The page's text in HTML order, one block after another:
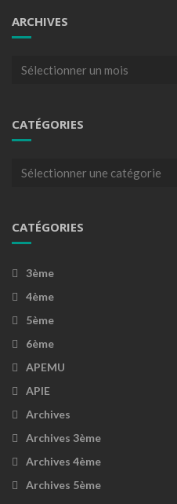
ARCHIVES
Archives
CATÉGORIES
Catégories
CATÉGORIES
3ème
4ème
5ème
6ème
APEMU
APIE
Archives
Archives 3ème
Archives 4ème
Archives 5ème